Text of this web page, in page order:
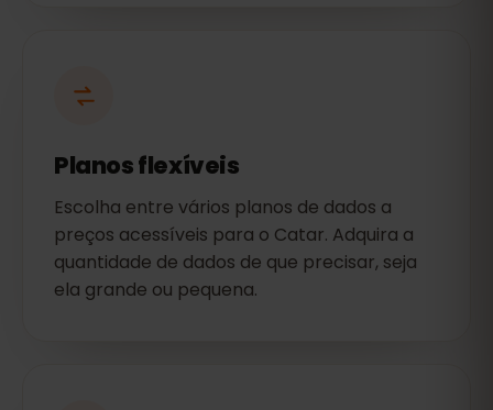
Planos flexíveis
Escolha entre vários planos de dados a
preços acessíveis para o Catar. Adquira a
quantidade de dados de que precisar, seja
ela grande ou pequena.